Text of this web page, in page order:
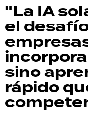
"La IA
el
sino
rápido